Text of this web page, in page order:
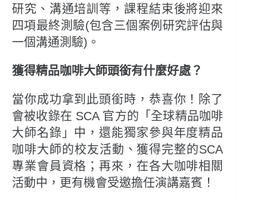
研究、溝通培訓等，課程結束後將迎來
四項最終測驗(包含三個案例研究評估與
一個溝通測驗)。
獲得精品咖啡大師頭銜有什麼好處？
當你成功拿到此頭銜時，恭喜你！除了
會被收錄在 SCA 官方的「全球精品咖啡
大師名錄」中，還能獨家參與年度精品
咖啡大師的校友活動、獲得完整的SCA
專業會員資格；再來，在各大咖啡相關
活動中，更有機會受邀擔任演講嘉賓！